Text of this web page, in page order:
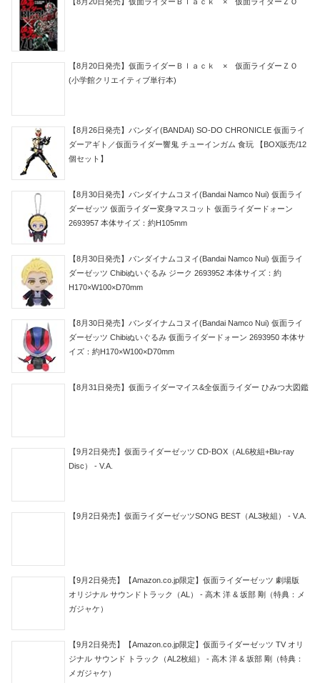
【8月20日発売】仮面ライダーＢｌａｃｋ × 仮面ライダーＺＯ
(小学館クリエイティブ単行本)
【8月26日発売】バンダイ(BANDAI) SO-DO CHRONICLE 仮面ライ
ダーアギト／仮面ライダー響鬼 チューインガム 食玩 【BOX販売/12
個セット】
【8月30日発売】バンダイナムコヌイ(Bandai Namco Nui) 仮面ライ
ダーゼッツ 仮面ライダー変身マスコット 仮面ライダードォーン
2693957 本体サイズ：約H105mm
【8月30日発売】バンダイナムコヌイ(Bandai Namco Nui) 仮面ライ
ダーゼッツ Chibiぬいぐるみ ジーク 2693952 本体サイズ：約
H170×W100×D70mm
【8月30日発売】バンダイナムコヌイ(Bandai Namco Nui) 仮面ライ
ダーゼッツ Chibiぬいぐるみ 仮面ライダードォーン 2693950 本体サ
イズ：約H170×W100×D70mm
【8月31日発売】仮面ライダーマイス&全仮面ライダー ひみつ大図鑑
【9月2日発売】仮面ライダーゼッツ CD-BOX（AL6枚組+Blu-ray
Disc） - V.A.
【9月2日発売】仮面ライダーゼッツSONG BEST（AL3枚組） - V.A.
【9月2日発売】【Amazon.co.jp限定】仮面ライダーゼッツ 劇場版
オリジナル サウンドトラック（AL） - 高木 洋 & 坂部 剛（特典：メ
ガジャケ）
【9月2日発売】【Amazon.co.jp限定】仮面ライダーゼッツ TV オリ
ジナル サウンド トラック（AL2枚組） - 高木 洋 & 坂部 剛（特典：
メガジャケ）